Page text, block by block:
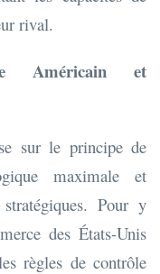
rival.
Américain et
sur le principe de
maximale et
Pour y
des États-Unis
règles de contrôle